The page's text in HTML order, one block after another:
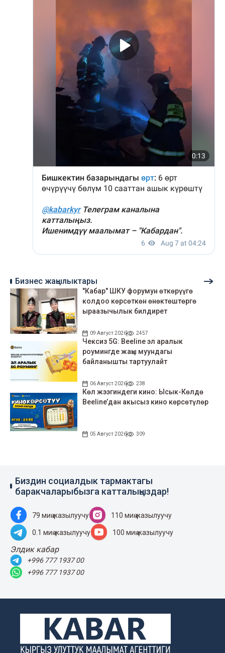
Бизнес жаңылыктары
"Кабар" ШКУ форумун өткөрүүгө
колдоо көрсөткөн өнөктөштөргө
ыраазычылык билдирет
09 Август 2026 2457
Чексиз 5G: Beeline эл аралык
роумингде жаңы муундагы
байланышты тартуулайт
06 Август 2026 238
Көл жээгиндеги кино: Ысык-Көлдө
Beeline’дан акысыз кино көрсөтүлөр
05 Август 2026 309
Биздин социалдык тармактагы
баракчаларыбызга катталыңыздар!
79 миң жазылуучу 110 миң жазылуучу
0.1 миң жазылуучу 100 миң жазылуучу
Элдик кабар
+996 777 1937 00
+996 777 1937 00